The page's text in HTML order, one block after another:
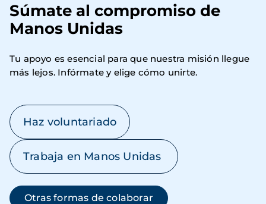
Súmate al compromiso de
Manos Unidas
Tu apoyo es esencial para que nuestra misión llegue
más lejos. Infórmate y elige cómo unirte.
Haz voluntariado
Trabaja en Manos Unidas
Otras formas de colaborar